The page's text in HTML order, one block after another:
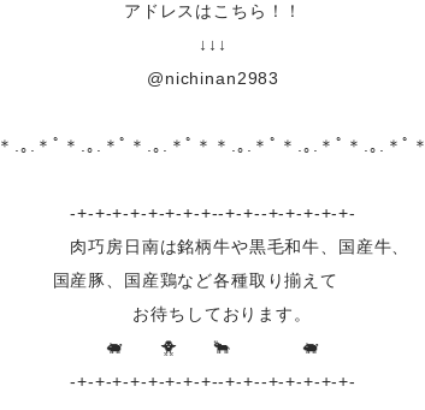
アドレスはこちら！！
↓↓↓
@nichinan2983
＊.｡.＊ﾟ＊.｡.＊ﾟ＊.｡.＊ﾟ＊＊.｡.＊ﾟ＊.｡.＊ﾟ＊.｡.＊ﾟ＊
-+-+-+-+-+-+-+-+--+-+--+-+-+-+-+-
肉巧房日南は銘柄牛や黒毛和牛、国産牛、
国産豚、国産鶏など各種取り揃えて
お待ちしております。
🐖 🐥 🐂 🐖
-+-+-+-+-+-+-+-+--+-+--+-+-+-+-+-